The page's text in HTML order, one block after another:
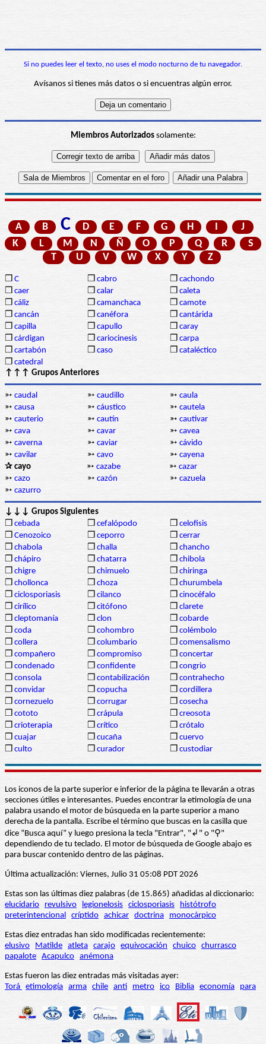
Si no puedes leer el texto, no uses el modo nocturno de tu navegador.
Avísanos si tienes más datos o si encuentras algún error.
Miembros Autorizadossolamente:
A B C D E F G H I
J
K
L M N Ñ O P Q R
S
T
U V W X Y Z
❒ C ❒ cabro ❒ cachondo
❒ caer ❒ calar ❒ caleta
❒ cáliz ❒ camanchaca ❒ camote
❒ cancán ❒ canéfora ❒ cantárida
❒ capilla ❒ capullo ❒ caray
❒ cárdigan ❒ cariocinesis ❒ carpa
❒ cartabón ❒ caso ❒ cataléctico
❒ catedral
↑↑↑ Grupos Anteriores
➳ caudal ➳ caudillo ➳ caula
➳ causa ➳ cáustico ➳ cautela
➳ cauterio ➳ cautín ➳ cautivar
➳ cava ➳ cavar ➳ cavea
➳ caverna ➳ caviar ➳ cávido
➳ cavilar ➳ cavo ➳ cayena
✰ cayo
➳ cazabe ➳ cazar
➳ cazo ➳ cazón ➳ cazuela
➳ cazurro
↓↓↓ Grupos Siguientes
❒ cebada ❒ cefalópodo ❒ celofisis
❒ Cenozoico ❒ ceporro ❒ cerrar
❒ chabola ❒ challa ❒ chancho
❒ chápiro ❒ chatarra ❒ chibola
❒ chigre ❒ chimuelo ❒ chiringa
❒ chollonca ❒ choza ❒ churumbela
❒ ciclosporiasis ❒ cilanco ❒ cinocéfalo
❒ cirílico ❒ citófono ❒ clarete
❒ cleptomanía ❒ clon ❒ cobarde
❒ coda ❒ cohombro ❒ colémbolo
❒ collera ❒ columbario ❒ comensalismo
❒ compañero ❒ compromiso ❒ concertar
❒ condenado ❒ confidente ❒ congrio
❒ consola ❒ contabilización ❒ contrahecho
❒ convidar ❒ copucha ❒ cordillera
❒ cornezuelo ❒ corrugar ❒ cosecha
❒ cototo ❒ crápula ❒ creosota
❒ crioterapia ❒ crítico ❒ crótalo
❒ cuajar ❒ cucaña ❒ cuervo
❒ culto ❒ curador ❒ custodiar
Los iconos de la parte superior e inferior de la página te llevarán a otras
secciones útiles e interesantes. Puedes encontrar la etimología de una
palabra usando el motor de búsqueda en la parte superior a mano
derecha de la pantalla. Escribe el término que buscas en la casilla que
dice “Busca aquí” y luego presiona la tecla "Entrar", "↲" o "⚲"
dependiendo de tu teclado. El motor de búsqueda de Google abajo es
para buscar contenido dentro de las páginas.
Última actualización: Viernes, Julio 31 05:08 PDT 2026
Estas son las últimas diez palabras (de 15.865) añadidas al diccionario:
elucidario
revulsivo legionelosis ciclosporiasis
histótrofo
preterintencional críptido achicar doctrina monocárpico
Estas diez entradas han sido modificadas recientemente:
elusivo
Matilde atleta carajo equivocación chuico churrasco
papalote Acapulco anémona
Estas fueron las diez entradas más visitadas ayer:
Torá etimología arma chile anti metro ico Biblia economía para